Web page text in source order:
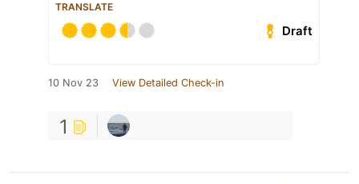
TRANSLATE
Draft
10 Nov 23 View Detailed Check-in
1